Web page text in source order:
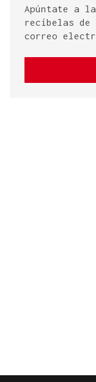
Apúntate a
recíbelas de
correo